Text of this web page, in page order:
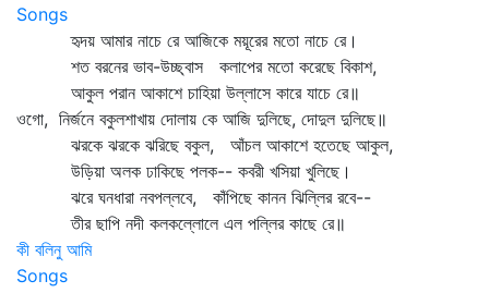
Songs
হৃদয় আমার নাচে রে আজিকে ময়ূরের মতো নাচে রে।
শত বরনের ভাব-উচ্ছ্বাস কলাপের মতো করেছে বিকাশ,
আকুল পরান আকাশে চাহিয়া উল্লাসে কারে যাচে রে॥
ওগো, নির্জনে বকুলশাখায় দোলায় কে আজি দুলিছে, দোদুল দুলিছে॥
ঝরকে ঝরকে ঝরিছে বকুল, আঁচল আকাশে হতেছে আকুল,
উড়িয়া অলক ঢাকিছে পলক-- কবরী খসিয়া খুলিছে।
ঝরে ঘনধারা নবপল্লবে, কাঁপিছে কানন ঝিল্লির রবে--
তীর ছাপি নদী কলকল্লোলে এল পল্লির কাছে রে॥
কী বলিনু আমি
Songs